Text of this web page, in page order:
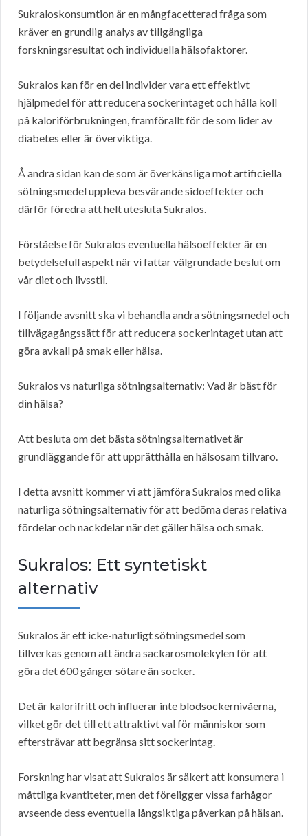
Sukraloskonsumtion är en mångfacetterad fråga som
kräver en grundlig analys av tillgängliga
forskningsresultat och individuella hälsofaktorer.
Sukralos kan för en del individer vara ett effektivt
hjälpmedel för att reducera sockerintaget och hålla koll
på kaloriförbrukningen, framförallt för de som lider av
diabetes eller är överviktiga.
Å andra sidan kan de som är överkänsliga mot artificiella
sötningsmedel uppleva besvärande sidoeffekter och
därför föredra att helt utesluta Sukralos.
Förståelse för Sukralos eventuella hälsoeffekter är en
betydelsefull aspekt när vi fattar välgrundade beslut om
vår diet och livsstil.
I följande avsnitt ska vi behandla andra sötningsmedel och
tillvägagångssätt för att reducera sockerintaget utan att
göra avkall på smak eller hälsa.
Sukralos vs naturliga sötningsalternativ: Vad är bäst för
din hälsa?
Att besluta om det bästa sötningsalternativet är
grundläggande för att upprätthålla en hälsosam tillvaro.
I detta avsnitt kommer vi att jämföra Sukralos med olika
naturliga sötningsalternativ för att bedöma deras relativa
fördelar och nackdelar när det gäller hälsa och smak.
Sukralos: Ett syntetiskt
alternativ
Sukralos är ett icke-naturligt sötningsmedel som
tillverkas genom att ändra sackarosmolekylen för att
göra det 600 gånger sötare än socker.
Det är kalorifritt och influerar inte blodsockernivåerna,
vilket gör det till ett attraktivt val för människor som
eftersträvar att begränsa sitt sockerintag.
Forskning har visat att Sukralos är säkert att konsumera i
måttliga kvantiteter, men det föreligger vissa farhågor
avseende dess eventuella långsiktiga påverkan på hälsan.